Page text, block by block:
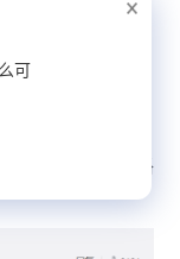
懒政，应该严格
可